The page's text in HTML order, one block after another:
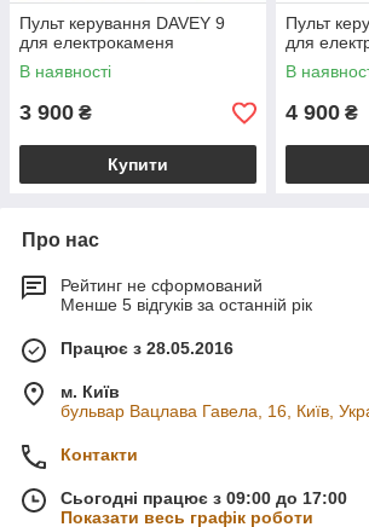
Пульт керування DAVEY 9
для електрокаменя
В наявності
3 900 ₴
Купити
Пульт
для
В
4 900 ₴
Про нас
Рейтинг не сформований
Менше 5 відгуків за останній рік
Працює з 28.05.2016
м. Київ
бульвар Вацлава Гавела, 16, Київ,
Контакти
Сьогодні працює з 09:00 до 17:00
Показати весь графік роботи